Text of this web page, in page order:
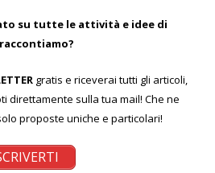
su tutte le attività e idee di
gratis e riceverai tutti gli articoli,
direttamente sulla tua mail! Che ne
proposte uniche e particolari!